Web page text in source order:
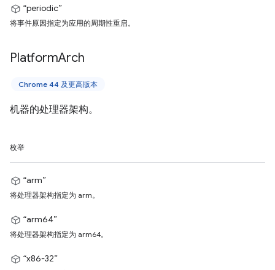
“periodic”
将事件原因指定为应用的周期性重启。
PlatformArch
Chrome 44 及更高版本
机器的处理器架构。
枚举
“arm”
将处理器架构指定为 arm。
“arm64”
将处理器架构指定为 arm64。
“x86-32”